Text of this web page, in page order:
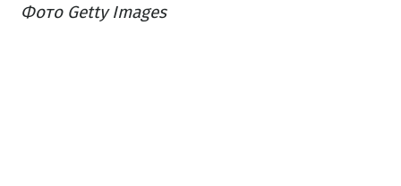
Фото Getty Images